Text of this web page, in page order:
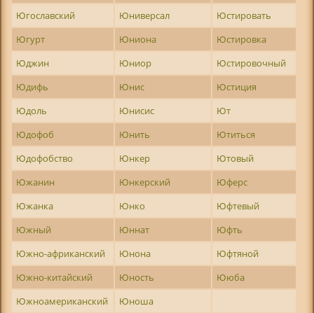
Югославский
Юниверсал
Юстировать
Югурт
Юниона
Юстировка
Юджин
Юниор
Юстировочный
Юдифь
Юнис
Юстиция
Юдоль
Юнисис
Ют
Юдофоб
Юнить
Ютиться
Юдофобство
Юнкер
Ютовый
Южанин
Юнкерский
Юферс
Южанка
Юнко
Юфтевый
Южный
Юннат
Юфть
Южно-африканский
Юнона
Юфтяной
Южно-китайский
Юность
Ююба
Южноамериканский
Юноша